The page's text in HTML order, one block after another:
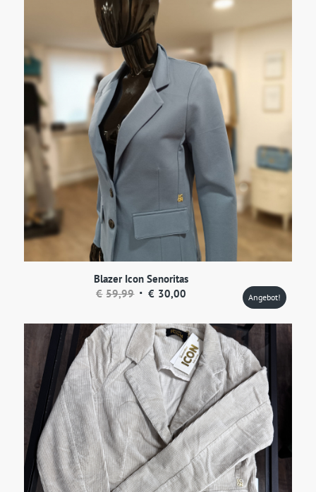
Blazer Icon Senoritas
€ 59,99 Ursprünglicher
war:
€59,99
€ 30,00
ist:
€30,00.
Angebot!